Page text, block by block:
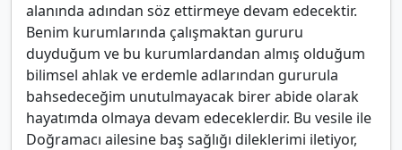
alanında adından söz ettirmeye devam edecektir.
Benim kurumlarında çalışmaktan gururu
duyduğum ve bu kurumlardandan almış olduğum
bilimsel ahlak ve erdemle adlarından gururula
bahsedeceğim unutulmayacak birer abide olarak
hayatımda olmaya devam edeceklerdir. Bu vesile ile
Doğramacı ailesine baş sağlığı dileklerimi iletiyor,